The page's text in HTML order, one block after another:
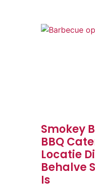
Smokey
BBQ
Locatie
Behalve
Is